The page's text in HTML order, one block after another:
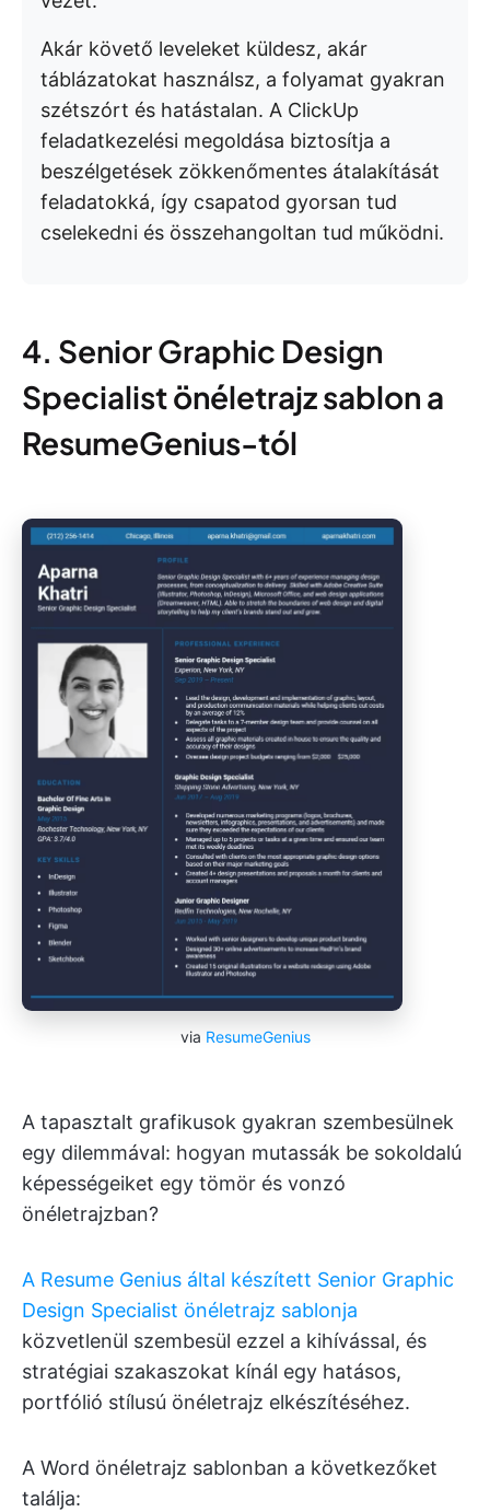
Akár követő leveleket küldesz, akár
táblázatokat használsz, a folyamat gyakran
szétszórt és hatástalan. A ClickUp
feladatkezelési megoldása biztosítja a
beszélgetések zökkenőmentes átalakítását
feladatokká, így csapatod gyorsan tud
cselekedni és összehangoltan tud működni.
4. Senior Graphic Design
Specialist önéletrajz sablon a
ResumeGenius-tól
via ResumeGenius
A tapasztalt grafikusok gyakran szembesülnek
egy dilemmával: hogyan mutassák be sokoldalú
képességeiket egy tömör és vonzó
önéletrajzban?
A Resume Genius által készített Senior Graphic
Design Specialist önéletrajz sablonja
közvetlenül szembesül ezzel a kihívással, és
stratégiai szakaszokat kínál egy hatásos,
portfólió stílusú önéletrajz elkészítéséhez.
A Word önéletrajz sablonban a következőket
találja: